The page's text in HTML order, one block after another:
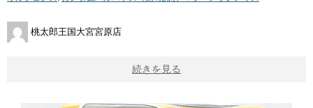
桃太郎王国大宮宮原店
続きを見る